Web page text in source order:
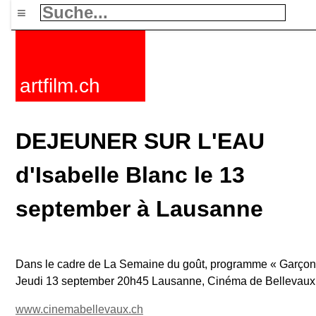
≡
artfilm.ch
DEJEUNER SUR L'EAU
d'Isabelle Blanc le 13
september à Lausanne
Dans le cadre de La Semaine du goût, programme «
Jeudi 13 september 20h45 Lausanne, Cinéma de Bellevaux
www.cinemabellevaux.ch